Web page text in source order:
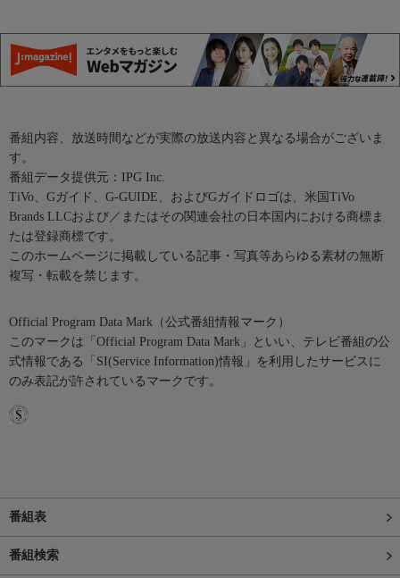
番組内容、放送時間などが実際の放送内容と異なる場合がございま
す。
番組データ提供元：IPG Inc.
TiVo、Gガイド、G-GUIDE、およびGガイドロゴは、米国TiVo
Brands LLCおよび／またはその関連会社の日本国内における商標ま
たは登録商標です。
このホームページに掲載している記事・写真等あらゆる素材の無断
複写・転載を禁じます。
Official Program Data Mark（公式番組情報マーク）
このマークは「Official Program Data Mark」といい、テレビ番組の公
式情報である「SI(Service Information)情報」を利用したサービスに
のみ表記が許されているマークです。
番組表
番組検索